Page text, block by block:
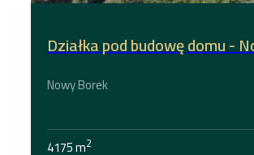
Działka pod budowę domu -
Nowy Borek
4175 m2